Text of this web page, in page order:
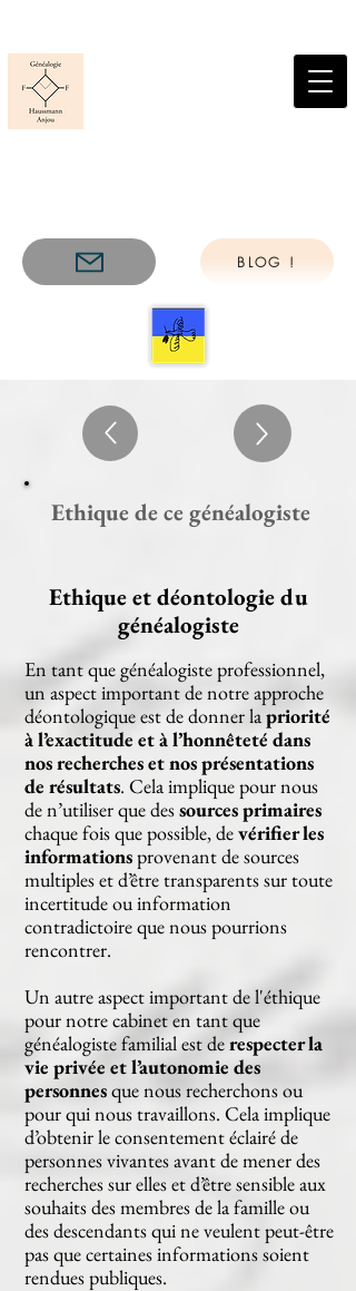
BLOG !
Ethique de ce généalogiste
Ethique et déontologie du
généalogiste
En tant que généalogiste professionnel,
un aspect important de notre approche
déontologique est de donner lapriorité
à l’exactitude et à l’honnêteté dans
nos recherches et nos présentations
de résultats. Cela implique pour nous
de n’utiliser que dessources primaires
chaque fois que possible, devérifier les
informationsprovenant de sources
multiples et d’être transparents sur toute
incertitude ou information
contradictoire que nous pourrions
rencontrer.
Un autre aspect important de l'éthique
pour notre cabinet en tant que
généalogiste familial est derespecter la
vie privée et l’autonomie des
personnesque nous recherchons ou
pour qui nous travaillons. Cela implique
d’obtenir le consentement éclairé de
personnes vivantes avant de mener des
recherches sur elles et d’être sensible aux
souhaits des membres de la famille ou
des descendants qui ne veulent peut-être
pas que certaines informations soient
rendues publiques.